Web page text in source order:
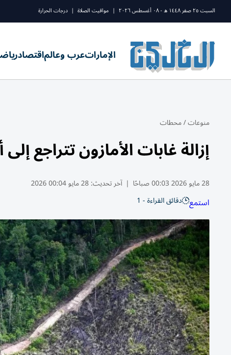
السبت ٢٥ صفر ١٤٤٨ ه - ٠٨ أغسطس ٢٠٢٦ | مواقيت الصلاة | درجات الحرارة
الإماراتعرب وعالماقتصاد
منوعات/محطات
إزالة غابات الأمازون تتراجع إلى
28 مايو 2026 00:03 صباحًا | آخر تحديث:28 مايو 00:04 2026
استمع دقائق القراءة - 1